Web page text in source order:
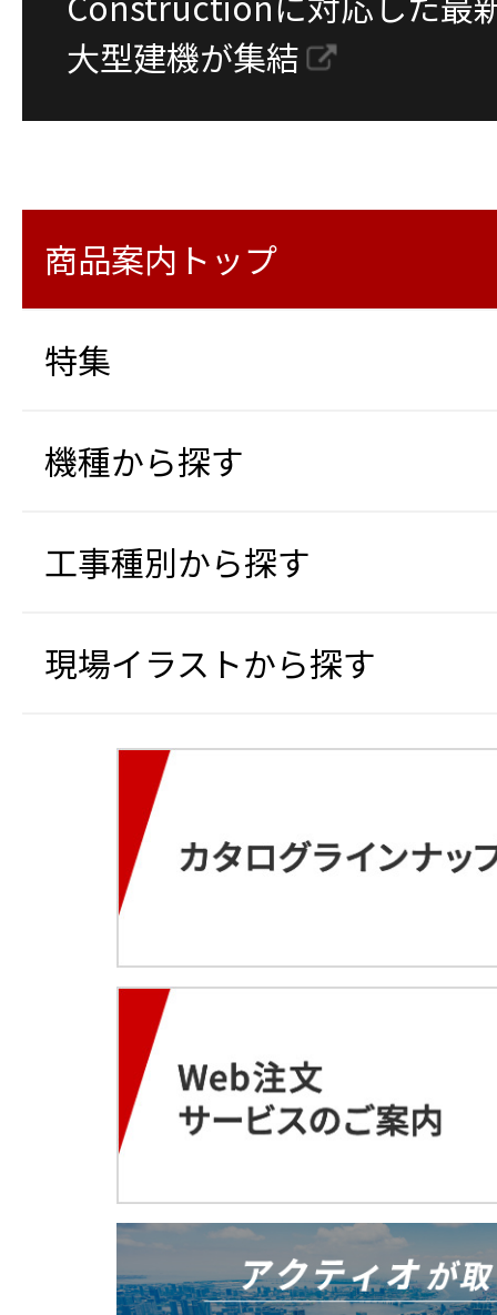
大型建機が集結
商品案内トップ
特集
機種から探す
工事種別から探す
現場イラストから探す